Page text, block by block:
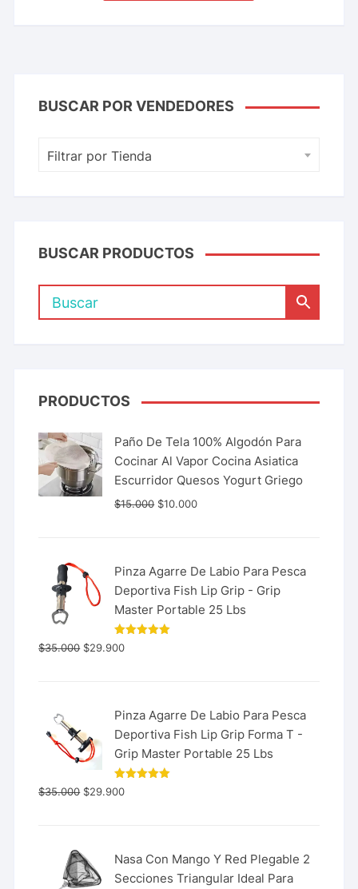
BUSCAR POR VENDEDORES
Filtrar por Tienda
BUSCAR PRODUCTOS
PRODUCTOS
Paño De Tela 100% Algodón Para
Cocinar Al Vapor Cocina Asiatica
Escurridor Quesos Yogurt Griego
$15.000 $10.000
Pinza Agarre De Labio Para Pesca
Deportiva Fish Lip Grip - Grip
Master Portable 25 Lbs
Valorado
con
$35.000 $29.900
Pinza Agarre De Labio Para Pesca
Deportiva Fish Lip Grip Forma T -
Grip Master Portable 25 Lbs
Valorado
con
$35.000 $29.900
Nasa Con Mango Y Red Plegable 2
Secciones Triangular Ideal Para